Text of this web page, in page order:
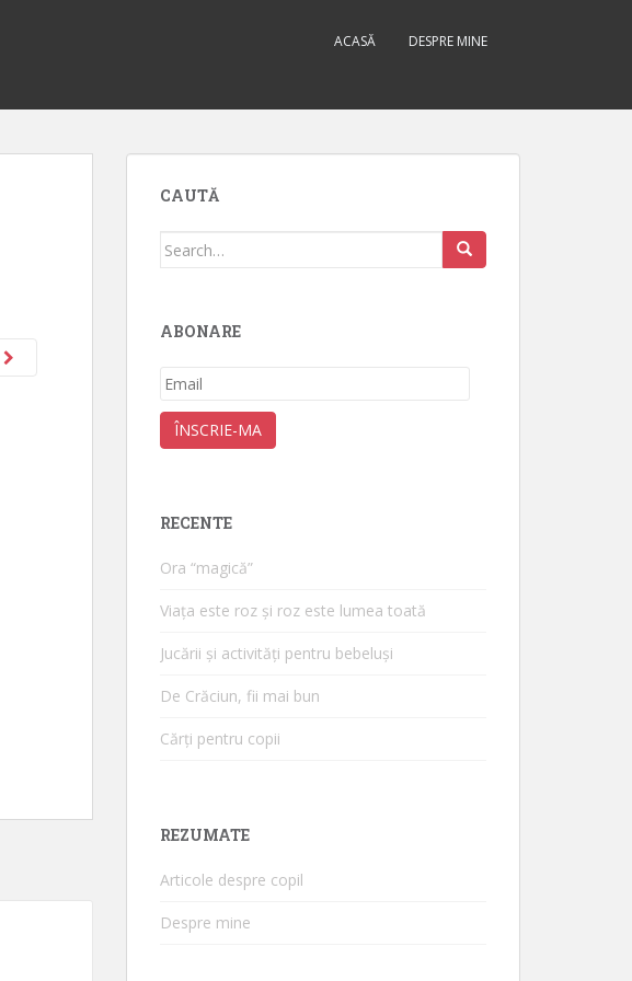
ACASĂ DESPRE MINE
CAUTĂ
Search
ABONARE
Email
ÎNSCRIE-MA
RECENTE
Ora “magică”
Viața este roz și roz este lumea toată
Jucării și activități pentru bebeluși
De Crăciun, fii mai bun
Cărți pentru copii
REZUMATE
Articole despre copil
Despre mine